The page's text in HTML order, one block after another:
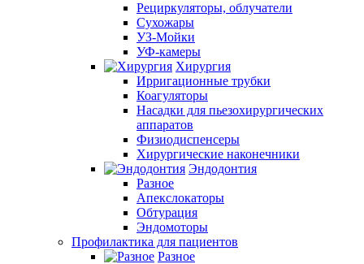
Рециркуляторы, облучатели
Сухожары
УЗ-Мойки
УФ-камеры
Хирургия
Ирригационные трубки
Коагуляторы
Насадки для пьезохирургических
аппаратов
Физиодиспенсеры
Хирургические наконечники
Эндодонтия
Разное
Апекслокаторы
Обтурация
Эндомоторы
Профилактика для пациентов
Разное